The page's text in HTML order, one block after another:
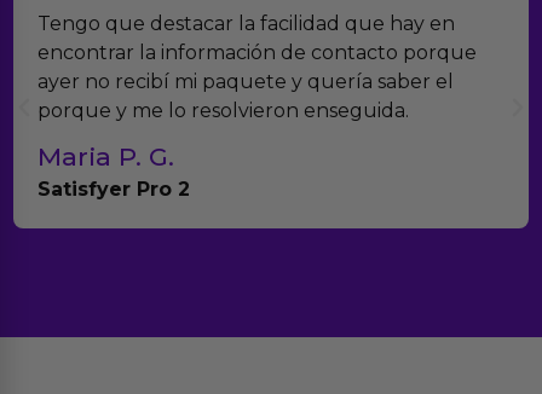
Tengo que destacar la facilidad que hay en
encontrar la información de contacto porque
ayer no recibí mi paquete y quería saber el
porque y me lo resolvieron enseguida.
Maria P. G.
Satisfyer Pro 2